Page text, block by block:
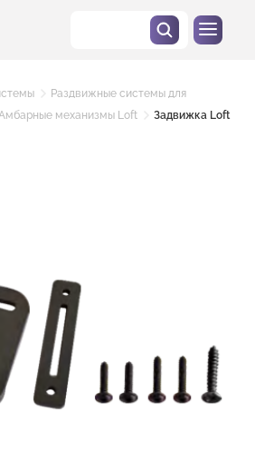
Раздвижные системы для
механизмы Loft
Задвижка Loft